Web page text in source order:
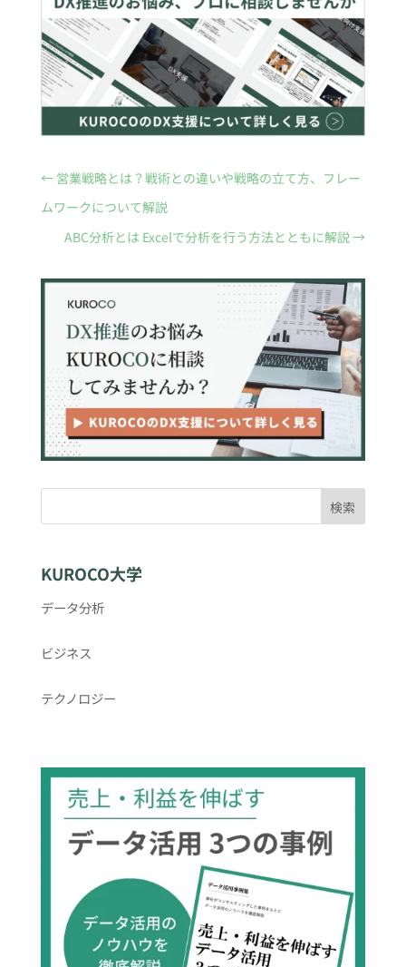
← 営業戦略とは？戦術との違いや戦略の立て方、フレー
ムワークについて解説
ABC分析とは Excelで分析を行う方法とともに解説→
検索
KUROCO大学
データ分析
ビジネス
テクノロジー